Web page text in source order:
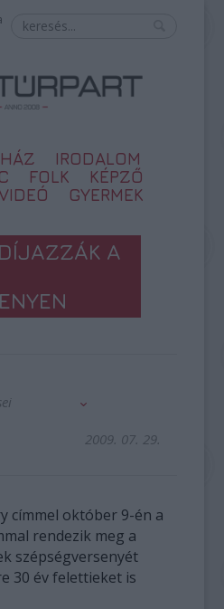
IRODALOM
FOLK
KÉPZŐ
GYERMEK
A
2009. 07. 29.
címmel október 9-én a
rendezik meg a
szépségversenyét
30 év felettieket is